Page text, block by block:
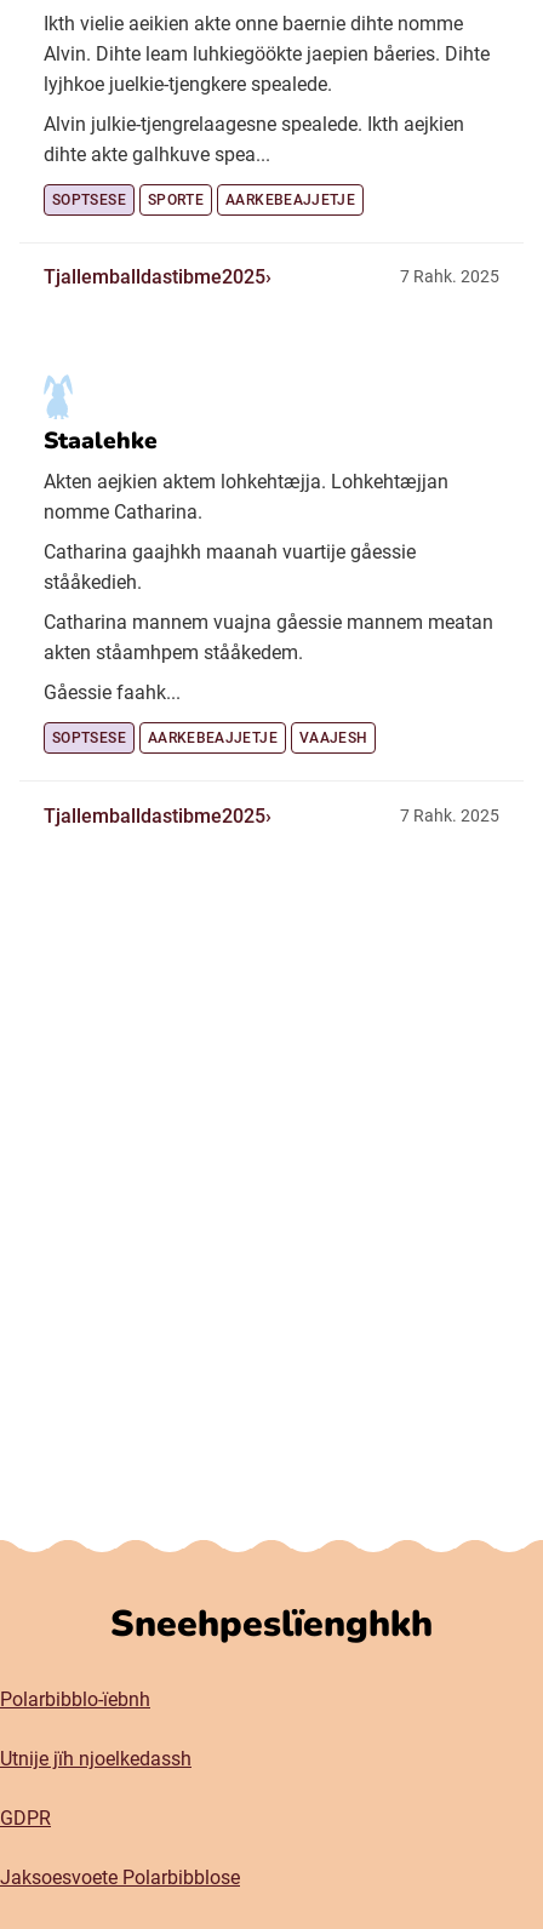
Ikth vielie aeikien akte onne baernie dihte nomme
Alvin. Dihte leam luhkiegöökte jaepien båeries. Dihte
lyjhkoe juelkie-tjengkere spealede.
Alvin julkie-tjengrelaagesne spealede. Ikth aejkien
dihte akte galhkuve spea...
SOPTSESE SPORTE AARKEBEAJJETJE
Tjallemballdastibme2025 7 Rahk. 2025
Staalehke
Akten aejkien aktem lohkehtæjja. Lohkehtæjjan
nomme Catharina.
Catharina gaajhkh maanah vuartije gåessie
stååkedieh.
Catharina mannem vuajna gåessie mannem meatan
akten ståamhpem stååkedem.
Gåessie faahk...
SOPTSESE AARKEBEAJJETJE VAAJESH
Tjallemballdastibme2025 7 Rahk. 2025
Sneehpeslïenghkh
Polarbibblo-ïebnh
Utnije jïh njoelkedassh
GDPR
Jaksoesvoete Polarbibblose